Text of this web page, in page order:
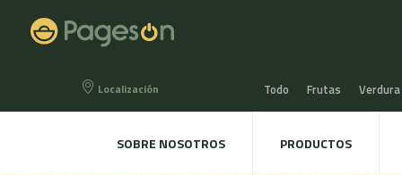
Localización Todo Frutas Verdura
Miel, Mermeladas y
SOBRE NOSOTROS PRODUCTOS